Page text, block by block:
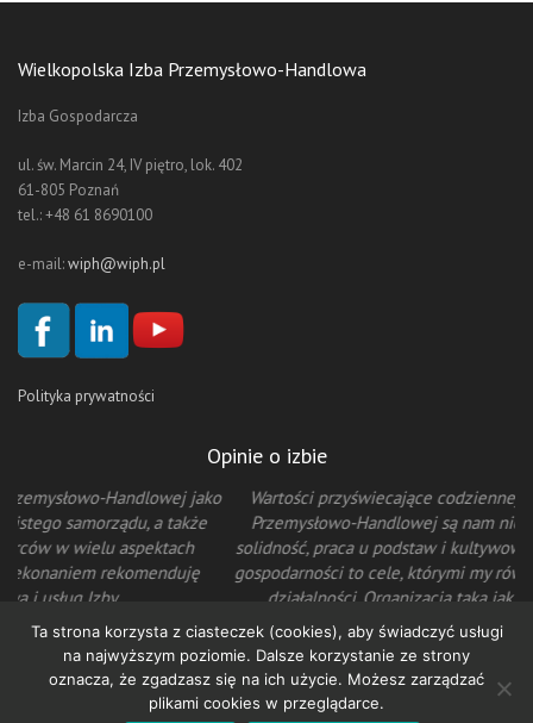
Wielkopolska Izba Przemysłowo-Handlowa
Izba Gospodarcza
ul. św. Marcin 24, IV piętro, lok. 402
61-805 Poznań
tel.: +48 61 8690100
e-mail:wiph@wiph.pl
Polityka prywatności
Opinie o izbie
Wartości przyświecające codziennej pracy Wielkopolskiej Izby
Przemysłowo-Handlowej są nam niezwykle bliskie. Poznańska
solidność, praca u podstaw i kultywowanie tradycji wielkopolskiej
gospodarności to cele, którymi my również kierujemy się w naszej
działalności. Organizacja taka jak WIPH jest potrzebna, by
wspierać działania przedsiębiorców i firm oraz chronić ich prawa
na polu lokalnym i ogólnopolskim.
Ryszard Szulc – Prezes Zarządu ATANER Sp. z o.o.
Ta strona korzysta z ciasteczek (cookies), aby świadczyć usługi
na najwyższym poziomie. Dalsze korzystanie ze strony
oznacza, że zgadzasz się na ich użycie. Możesz zarządzać
plikami cookies w przeglądarce.